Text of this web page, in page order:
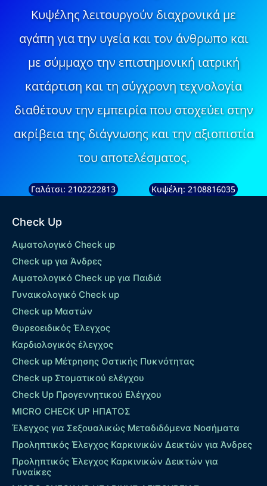
Κυψέλης λειτουργούν διαχρονικά με
αγάπη για την υγεία και τον άνθρωπο και
με σύμμαχο την επιστημονική ιατρική
κατάρτιση και τη σύγχρονη τεχνολογία
διαθέτουν την εμπειρία που στοχεύει στην
ακρίβεια της διάγνωσης και την αξιοπιστία
του αποτελέσματος.
Γαλάτσι: 2102222813 Κυψέλη: 2108816035
Check Up
Αιματολογικό Check up
Check up για Άνδρες
Αιματολογικό Check up για Παιδιά
Γυναικολογικό Check up
Check up Μαστών
Θυρεοειδικός Έλεγχος
Καρδιολογικός έλεγχος
Check up Mέτρησης Οστικής Πυκνότητας
Check up Στοματικού ελέγχου
Check Up Προγεννητικού Ελέγχου
MICRO CHECK UP HΠΑΤΟΣ
Έλεγχος για Σεξουαλικώς Μεταδιδόμενα Νοσήματα
Προληπτικός Έλεγχος Καρκινικών Δεικτών για Άνδρες
Προληπτικός Έλεγχος Καρκινικών Δεικτών για
Γυναίκες